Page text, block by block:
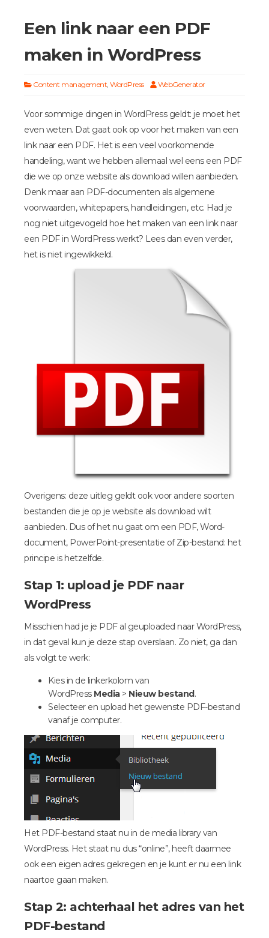
Een link naar een PDF
maken in WordPress
Content management, WordPress WebGenerator
Voor sommige dingen in WordPress geldt: je moet het
even weten. Dat gaat ook op voor het maken van een
link naar een PDF. Het is een veel voorkomende
handeling, want we hebben allemaal wel eens een PDF
die we op onze website als download willen aanbieden.
Denk maar aan PDF-documenten als algemene
voorwaarden, whitepapers, handleidingen, etc. Had je
nog niet uitgevogeld hoe het maken van een link naar
een PDF in WordPress werkt? Lees dan even verder,
het is niet ingewikkeld.
Overigens: deze uitleg geldt ook voor andere soorten
bestanden die je op je website als download wilt
aanbieden. Dus of het nu gaat om een PDF, Word-
document, PowerPoint-presentatie of Zip-bestand: het
principe is hetzelfde.
Stap 1: upload je PDF naar
WordPress
Misschien had je je PDF al geuploaded naar WordPress,
in dat geval kun je deze stap overslaan. Zo niet, ga dan
als volgt te werk:
Kies in de linkerkolom van
WordPress Media> Nieuw bestand.
Selecteer en upload het gewenste PDF-bestand
vanaf je computer.
Het PDF-bestand staat nu in de media library van
WordPress. Het staat nu dus “online”, heeft daarmee
ook een eigen adres gekregen en je kunt er nu een link
naartoe gaan maken.
Stap 2: achterhaal het adres van het
PDF-bestand